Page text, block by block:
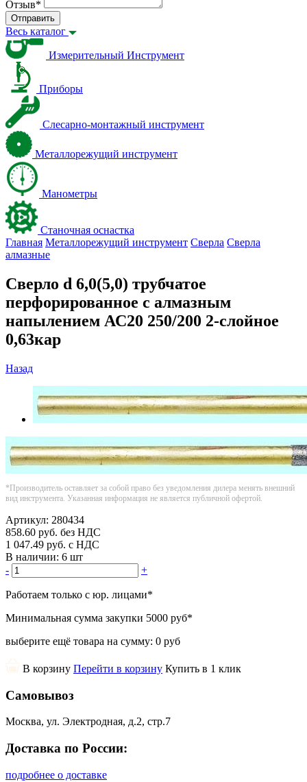
Отзыв*
Отправить
Весь каталог
Измерительный Инструмент
Приборы
Слесарно-монтажный инструмент
Металлорежущий инструмент
Манометры
Станочная оснастка
Главная Металлорежущий инструмент Сверла Сверла
алмазные
Сверло d 6,0(5,0) трубчатое
перфорированное с алмазным
напылением АС20 250/200 2-слойное
0,63кар
Назад
*Производитель оставляет за собой право без уведомления дилера менять внешний
вид инструмента. Указанная информация не является публичной офертой.
Артикул: 280434
858.60 руб. без НДС
1 047.49 руб. с НДС
В наличии: 6 шт
-
+
Работаем только с юр. лицами*
Минимальная сумма закупки 5000 руб*
выберите ещё товара на сумму: 0 руб
В корзину Перейти в корзину Купить в 1 клик
Самовывоз
Москва, ул. Электродная, д.2, стр.7
Доставка по России:
подробнее о доставке